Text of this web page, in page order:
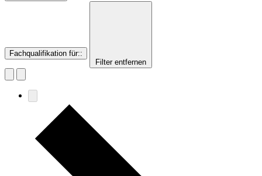
Fachqualifikation für::
Filter entfernen